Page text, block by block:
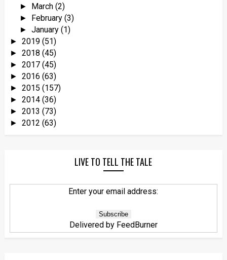
► March(2)
► February(3)
►January(1)
► 2019 (51)
► 2018 (45)
► 2017 (45)
► 2016 (63)
► 2015 (157)
► 2014 (36)
► 2013 (73)
► 2012 (63)
LIVE TO TELL THE TALE
Enter your email address:
Delivered by FeedBurner